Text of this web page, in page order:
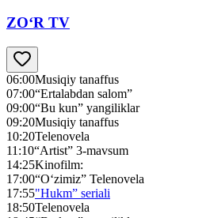
ZO‘R TV
06:00Musiqiy tanaffus
07:00“Ertalabdan salom”
09:00“Bu kun” yangiliklar
09:20Musiqiy tanaffus
10:20Telenovela
11:10“Artist” 3-mavsum
14:25Kinofilm:
17:00“O‘zimiz” Telenovela
17:55"Hukm” seriali
18:50Telenovela